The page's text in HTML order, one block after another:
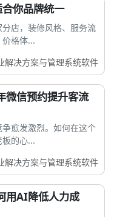
你品牌统一
店，装修风格、服务流
格体...
解决方案与管理系统软件
微信预约提升客流
愈发激烈。如何在这个
的心...
解决方案与管理系统软件
用AI降低人力成